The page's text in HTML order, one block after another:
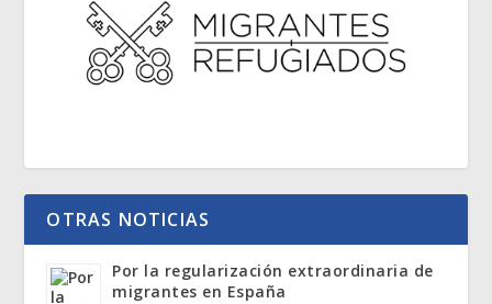
OTRAS NOTICIAS
Por la regularización extraordinaria de
migrantes en España